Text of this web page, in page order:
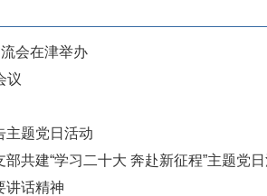
会在津举办
议
主题党日活动
共建“学习二十大 奔赴新征程”主题党
讲话精神